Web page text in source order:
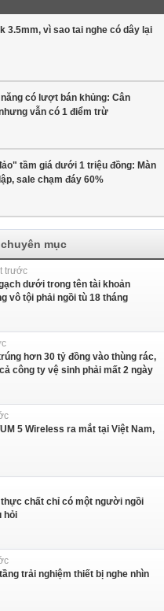
3.5mm, vì sao tai nghe có dây lại
có lượt bán khủng: Cân
vẫn có 1 điểm trừ
tầm giá dưới 1 triệu đồng: Màn
sale chạm đáy 60%
mục
trước
dưới trong tên tài khoản
vô tội phải ngồi tù 18 tháng
hơn 30 tỷ đồng vào thùng rác,
công ty vệ sinh phải mất 2 ngày
5 Wireless ra mắt tại Việt Nam,
chất chỉ có một người ngồi
hỏi
trải nghiệm thiết bị nghe nhìn